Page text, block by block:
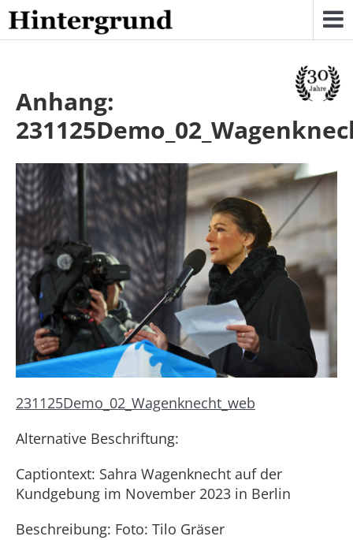
Skip
to
content
Anhang:
231125Demo_02_Wagenknecht_web
Alternative Beschriftung:
Captiontext: Sahra Wagenknecht auf der
Kundgebung im November 2023 in Berlin
Beschreibung: Foto: Tilo Gräser